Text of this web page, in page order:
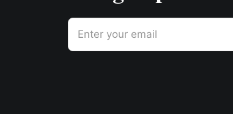
Enter your email